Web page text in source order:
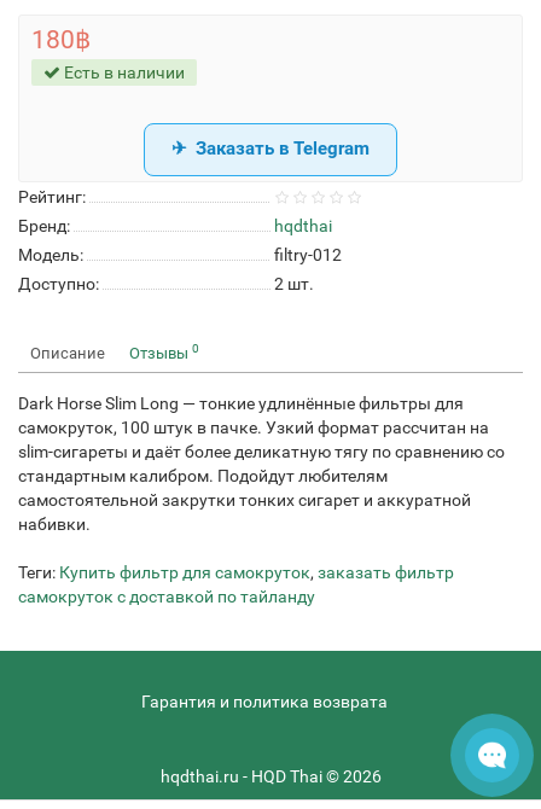
Рейтинг:
Бренд:
hqdthai
Модель:
filtry-012
Доступно:
2 шт.
180฿
Есть в наличии
Заказать в Telegram
Описание Отзывы 0
Dark Horse Slim Long — тонкие удлинённые фильтры для
самокруток, 100 штук в пачке. Узкий формат рассчитан на
slim-сигареты и даёт более деликатную тягу по сравнению со
стандартным калибром. Подойдут любителям
самостоятельной закрутки тонких сигарет и аккуратной
набивки.
Теги: Купить фильтр для самокруток, заказать фильтр
самокруток с доставкой по тайланду
Гарантия и политика возврата
hqdthai.ru - HQD Thai © 2026